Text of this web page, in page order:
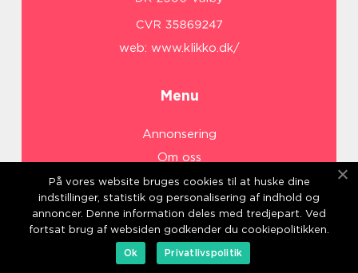
web: www.klikko.dk/
Menu
Annonsering
Om oss
Cookies
Kontakta oss
Sitemap
På vores website bruges cookies til at huske dine
indstillinger, statistik og personalisering af indhold og
annoncer. Denne information deles med tredjepart. Ved
fortsat brug af websiden godkender du cookiepolitikken.
Ok
Privatlivspolitik